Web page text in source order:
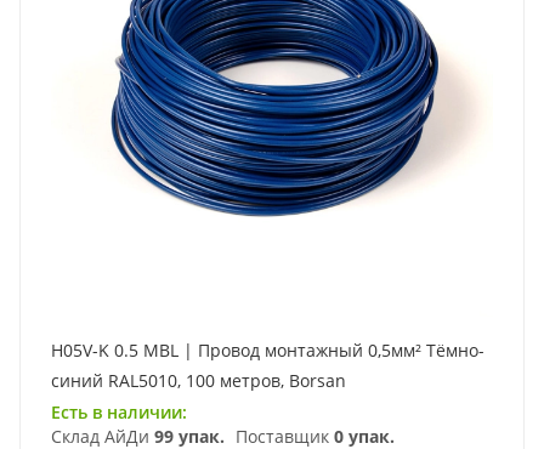
H05V-K 0.5 MBL | Провод монтажный 0,5мм² Тёмно-
синий RAL5010, 100 метров, Borsan
Есть в наличии:
Склад АйДи 99 упак. Поставщик 0 упак.